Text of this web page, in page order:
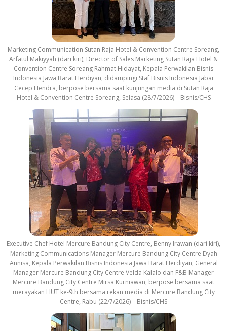
Marketing Communication Sutan Raja Hotel & Convention Centre Soreang,
Arfatul Makiyyah (dari kiri), Director of Sales Marketing Sutan Raja Hotel &
Convention Centre Soreang Rahmat Hidayat, Kepala Perwakilan Bisnis
Indonesia Jawa Barat Herdiyan, didampingi Staf Bisnis Indonesia Jabar
Cecep Hendra, berpose bersama saat kunjungan media di Sutan Raja
Hotel & Convention Centre Soreang, Selasa (28/7/2026) – Bisnis/CHS
Executive Chef Hotel Mercure Bandung City Centre, Benny Irawan (dari kiri),
Marketing Communications Manager Mercure Bandung City Centre Dyah
Annisa, Kepala Perwakilan Bisnis Indonesia Jawa Barat Herdiyan, General
Manager Mercure Bandung City Centre Velda Kalalo dan F&B Manager
Mercure Bandung City Centre Mirsa Kurniawan, berpose bersama saat
merayakan HUT ke-9th bersama rekan media di Mercure Bandung City
Centre, Rabu (22/7/2026) – Bisnis/CHS